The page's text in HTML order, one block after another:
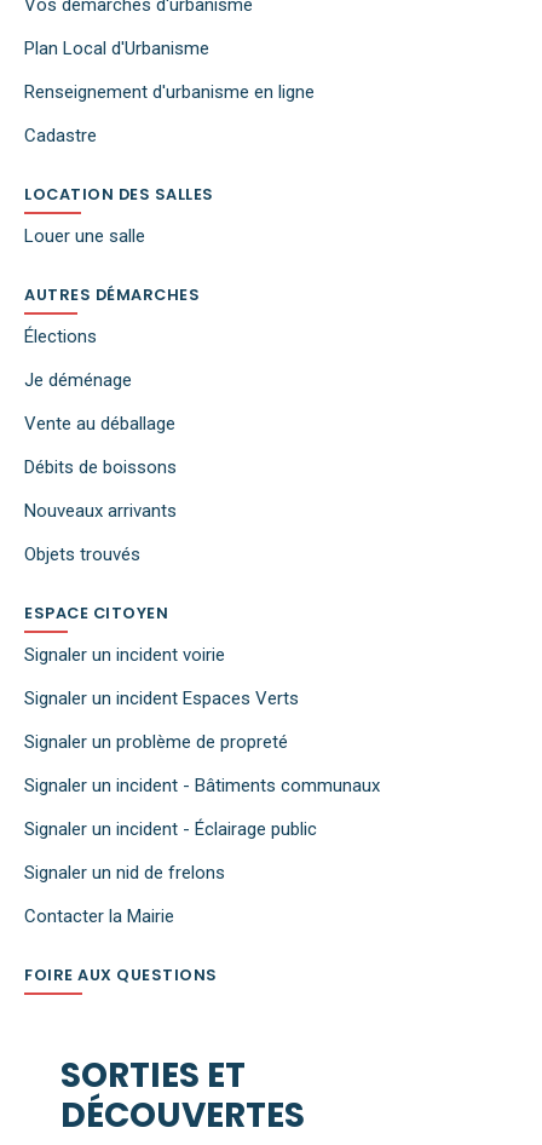
Vos démarches d'urbanisme
Plan Local d'Urbanisme
Renseignement d'urbanisme en ligne
Cadastre
LOCATION DES SALLES
Louer une salle
AUTRES DÉMARCHES
Élections
Je déménage
Vente au déballage
Débits de boissons
Nouveaux arrivants
Objets trouvés
ESPACE CITOYEN
Signaler un incident voirie
Signaler un incident Espaces Verts
Signaler un problème de propreté
Signaler un incident - Bâtiments communaux
Signaler un incident - Éclairage public
Signaler un nid de frelons
Contacter la Mairie
FOIRE AUX QUESTIONS
SORTIES ET
DÉCOUVERTES